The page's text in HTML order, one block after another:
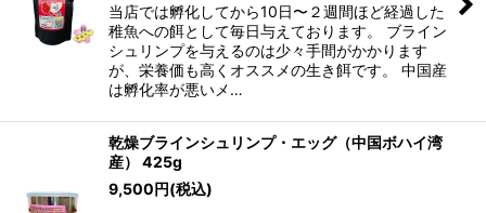
当店では孵化してから10日〜２週間ほど経過した
稚魚への餌として毎日与えております。 ブライン
シュリンプを与えるのは少々手間がかかります
が、栄養価も高くオススメの生き餌です。 中国産
は孵化率が悪いメ…
乾燥ブラインシュリンプ・エッグ（中国ボハイ湾
産） 425g
9,500円(税込)